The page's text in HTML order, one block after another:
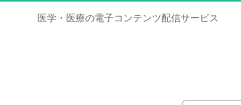
医学・医療の電子コンテンツ配信サービス